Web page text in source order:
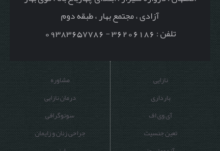
آزادی ، مجتمع بهار ، طبقه دوم
تلفن : 36206186 - 09383657786
نازایی
بارداری
آی وی اف
تعین جنسیت
مشاوره
درمان نازایی
سونوگرافی
جراحی زنان و زایمان